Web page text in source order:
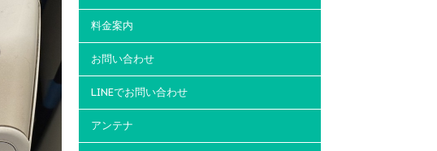
料金案内
お問い合わせ
LINEでお問い合わせ
アンテナ